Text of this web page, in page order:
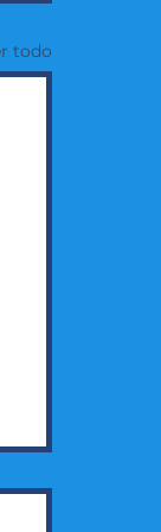
todo